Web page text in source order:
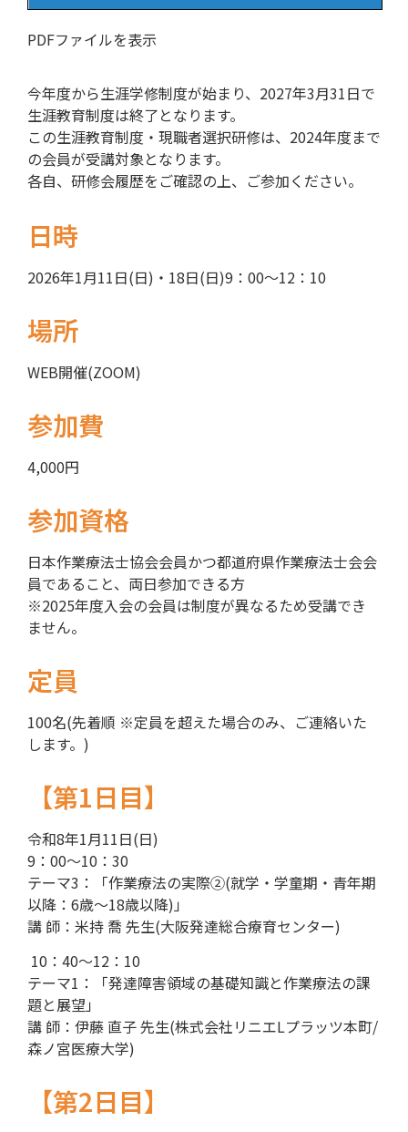
PDFファイルを表示
今年度から生涯学修制度が始まり、2027年3月31日で
生涯教育制度は終了となります。
この生涯教育制度・現職者選択研修は、2024年度まで
の会員が受講対象となります。
各自、研修会履歴をご確認の上、ご参加ください。
日時
2026年1月11日(日)・18日(日)9：00～12：10
場所
WEB開催(ZOOM)
参加費
4,000円
参加資格
日本作業療法士協会会員かつ都道府県作業療法士会会
員であること、両日参加できる方
※2025年度入会の会員は制度が異なるため受講でき
ません。
定員
100名(先着順 ※定員を超えた場合のみ、ご連絡いた
します。)
【第1日目】
令和8年1月11日(日)
9：00～10：30
テーマ3：「作業療法の実際②(就学・学童期・青年期
以降：6歳～18歳以降)」
講 師：米持 喬 先生(大阪発達総合療育センター)
10：40～12：10
テーマ1：「発達障害領域の基礎知識と作業療法の課
題と展望」
講 師：伊藤 直子 先生(株式会社リニエLプラッツ本町/
森ノ宮医療大学)
【第2日目】